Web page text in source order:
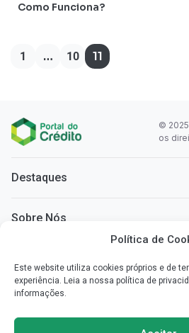
Política de
Este website utiliza cookies próprios e de
experiência. Leia a nossa política de
informações.
Como Funciona?
1 … 10 11
©
os
Destaques
Sobre Nós
Simplificamos a informação que